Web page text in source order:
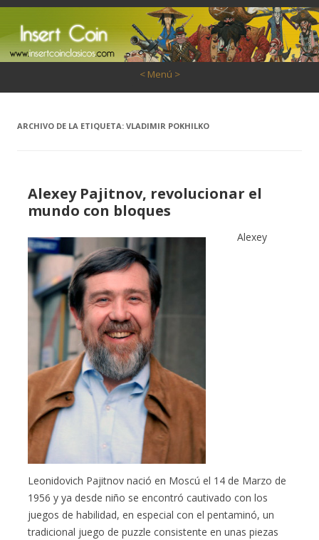
< Menú >
ARCHIVO DE LA ETIQUETA: VLADIMIR POKHILKO
Alexey Pajitnov, revolucionar el
mundo con bloques
Alexey
Leonidovich Pajitnov nació en Moscú el 14 de Marzo de
1956 y ya desde niño se encontró cautivado con los
juegos de habilidad, en especial con el pentaminó, un
tradicional juego de puzzle consistente en unas piezas